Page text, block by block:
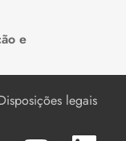
e
legais